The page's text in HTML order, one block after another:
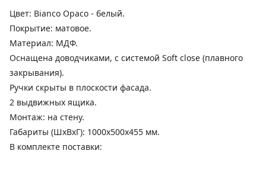
Цвет: Bianco Opaco - белый.
Покрытие: матовое.
Материал: МДФ.
Оснащена доводчиками, с системой Soft close (плавного
закрывания).
Ручки скрыты в плоскости фасада.
2 выдвижных ящика.
Монтаж: на стену.
Габариты (ШхВхГ): 1000х500х455 мм.
В комплекте поставки: